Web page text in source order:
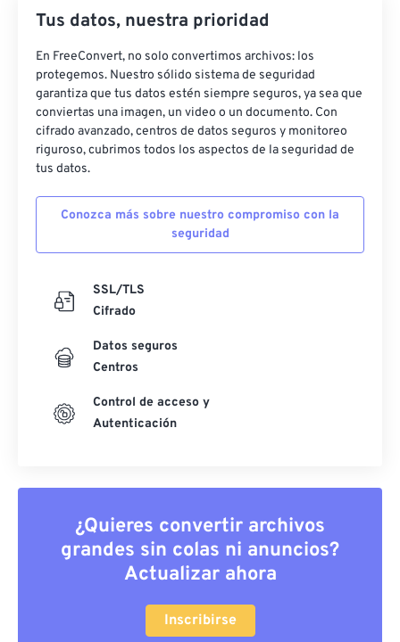
Tus datos, nuestra prioridad
En FreeConvert, no solo convertimos archivos: los
protegemos. Nuestro sólido sistema de seguridad
garantiza que tus datos estén siempre seguros, ya sea que
conviertas una imagen, un video o un documento. Con
cifrado avanzado, centros de datos seguros y monitoreo
riguroso, cubrimos todos los aspectos de la seguridad de
tus datos.
Conozca más sobre nuestro compromiso con la
seguridad
SSL/TLS
Cifrado
Datos seguros
Centros
Control de acceso y
Autenticación
¿Quieres convertir archivos
grandes sin colas ni anuncios?
Actualizar ahora
Inscribirse